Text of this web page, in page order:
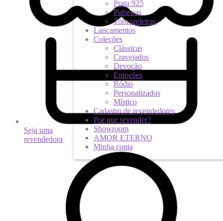
Seja uma
revendedora
Prata 925
Pulseiras
Tornozeleiras
Lançamentos
Coleções
Clássicas
Cravejados
Devoção
Emoções
Ródio
Personalizados
Místico
Cadastro de revendedores
Por que revender?
Showroom
AMOR ETERNO
Minha conta